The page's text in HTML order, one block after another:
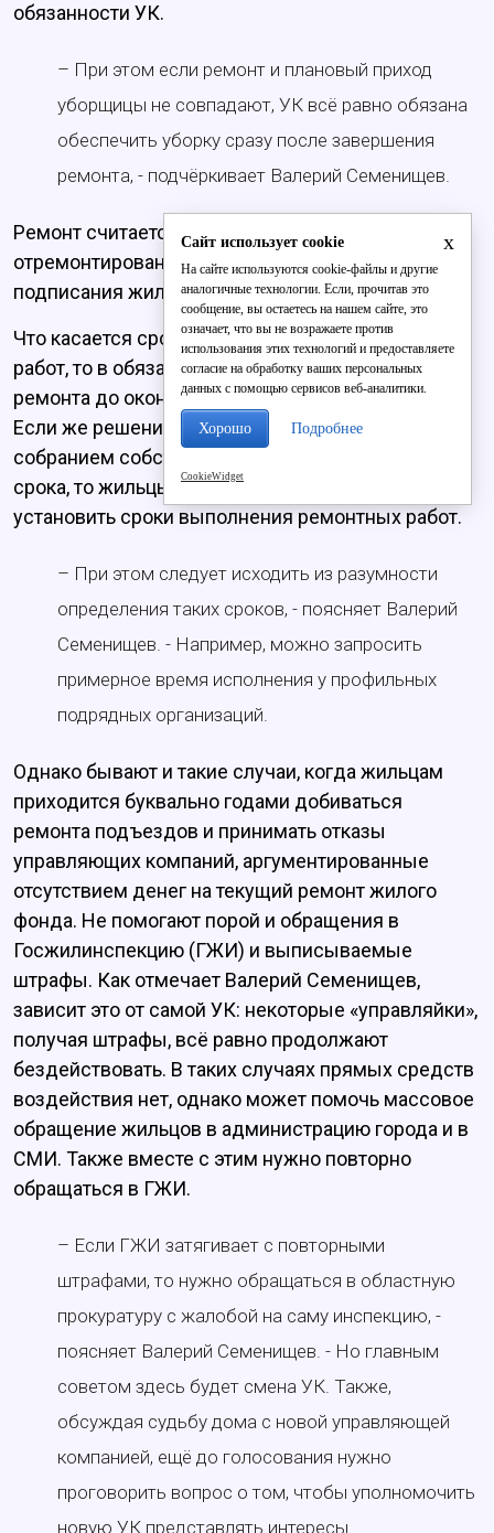
обязанности УК.
– При этом если ремонт и плановый приход
уборщицы не совпадают, УК всё равно обязана
обеспечить уборку сразу после завершения
ремонта, - подчёркивает Валерий Семенищев.
Ремонт считается оконченным после сдачи
отремонтированного чистого подъезда и
подписания жильцами акта приёма.
Что касается сроков выполнения ремонтных
работ, то в обязанности УК входит проведение
ремонта до окончания межремонтного периода.
Если же решение о ремонте принимается общим
собранием собственников до окончания этого
срока, то жильцы также должны дополнительно
установить сроки выполнения ремонтных работ.
– При этом следует исходить из разумности
определения таких сроков, - поясняет Валерий
Семенищев. - Например, можно запросить
примерное время исполнения у профильных
подрядных организаций.
Однако бывают и такие случаи, когда жильцам
приходится буквально годами добиваться
ремонта подъездов и принимать отказы
управляющих компаний, аргументированные
отсутствием денег на текущий ремонт жилого
фонда. Не помогают порой и обращения в
Госжилинспекцию (ГЖИ) и выписываемые
штрафы. Как отмечает Валерий Семенищев,
зависит это от самой УК: некоторые «управляйки»,
получая штрафы, всё равно продолжают
бездействовать. В таких случаях прямых средств
воздействия нет, однако может помочь массовое
обращение жильцов в администрацию города и в
СМИ. Также вместе с этим нужно повторно
обращаться в ГЖИ.
– Если ГЖИ затягивает с повторными
штрафами, то нужно обращаться в областную
прокуратуру с жалобой на саму инспекцию, -
поясняет Валерий Семенищев. - Но главным
советом здесь будет смена УК. Также,
обсуждая судьбу дома с новой управляющей
компанией, ещё до голосования нужно
проговорить вопрос о том, чтобы уполномочить
новую УК представлять интересы
x
Сайт использует cookie
На сайте используются cookie-файлы и другие
аналогичные технологии. Если, прочитав это
сообщение, вы остаетесь на нашем сайте, это
означает, что вы не возражаете против
использования этих технологий и предоставляете
согласие на обработку ваших персональных
данных с помощью сервисов веб-аналитики.
Хорошо Подробнее
CookieWidget